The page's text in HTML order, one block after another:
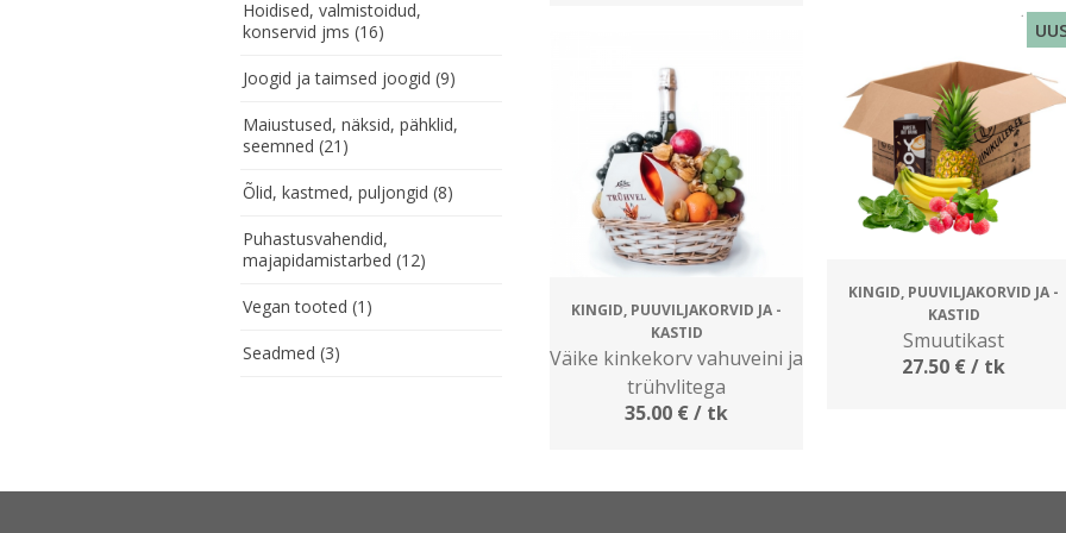
Hoidised, valmistoidud,
konservid jms (16)
Joogid ja taimsed joogid (9)
Maiustused, näksid, pähklid,
seemned (21)
Õlid, kastmed, puljongid (8)
Puhastusvahendid,
majapidamistarbed (12)
Vegan tooted (1)
Seadmed (3)
KINGID, PUUVILJAKORVID JA -
KASTID
Smuutikast
27.50 €/ tk
KINGID, PUUVILJAKORVID JA -
KASTID
Väike kinkekorv vahuveini ja
trühvlitega
35.00 €/ tk